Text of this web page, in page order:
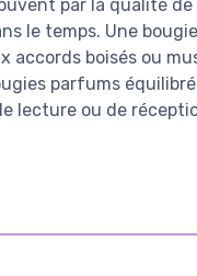
par la qualité
le temps. Une
accords boisés ou
parfums
lecture ou de